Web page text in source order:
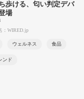
歩ける、匂い判定デバ
場
：WIRED.jp
ウェルネス 食品
ンド